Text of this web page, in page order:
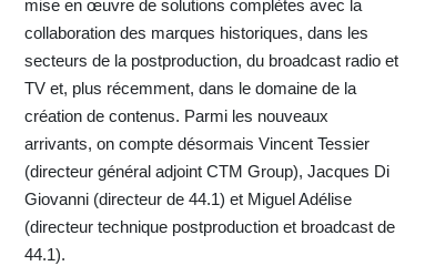
mise en œuvre de solutions complètes avec la
collaboration des marques historiques, dans les
secteurs de la postproduction, du broadcast radio et
TV et, plus récemment, dans le domaine de la
création de contenus. Parmi les nouveaux
arrivants, on compte désormais Vincent Tessier
(directeur général adjoint CTM Group), Jacques Di
Giovanni (directeur de 44.1) et Miguel Adélise
(directeur technique postproduction et broadcast de
44.1).